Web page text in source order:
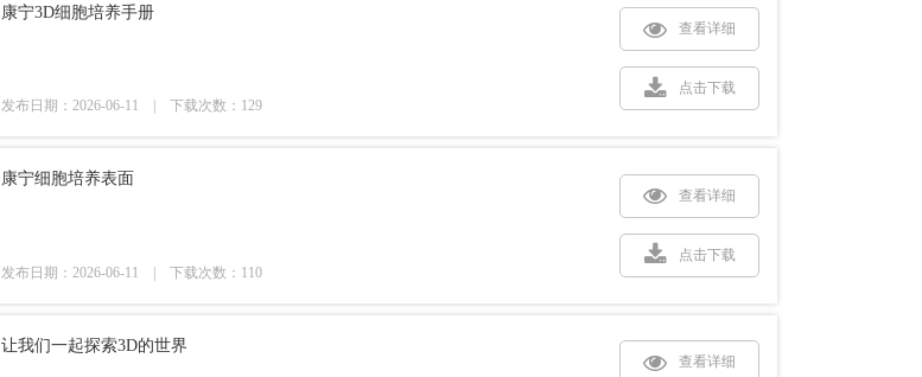
康宁3D细胞培养手册
发布日期：2026-06-11 | 下载次数：129
查看详细
点击下载
康宁细胞培养表面
发布日期：2026-06-11 | 下载次数：110
查看详细
点击下载
让我们一起探索3D的世界
查看详细